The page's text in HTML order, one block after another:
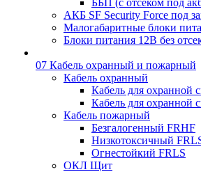
ББП (с отсеком под
АКБ SF Security Force под
Малогабаритные блоки
Блоки питания 12В без
07 Кабель охранный и пожарный
Кабель охранный
Кабель для охранной
Кабель для охранной
Кабель пожарный
Безгалогенный FRHF
Низкотоксичный
Огнестойкий FRLS
ОКЛ Щит